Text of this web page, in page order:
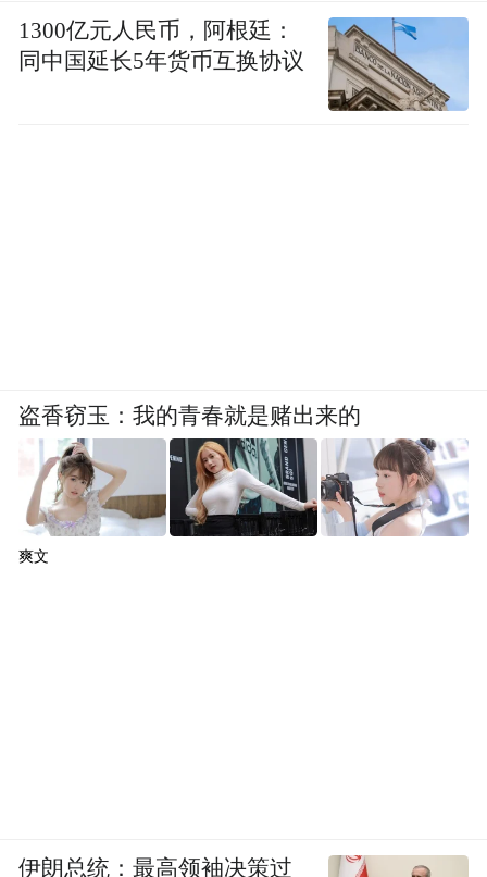
1300亿元人民币，阿根廷：
同中国延长5年货币互换协议
盗香窃玉：我的青春就是赌出来的
爽文
伊朗总统：最高领袖决策过